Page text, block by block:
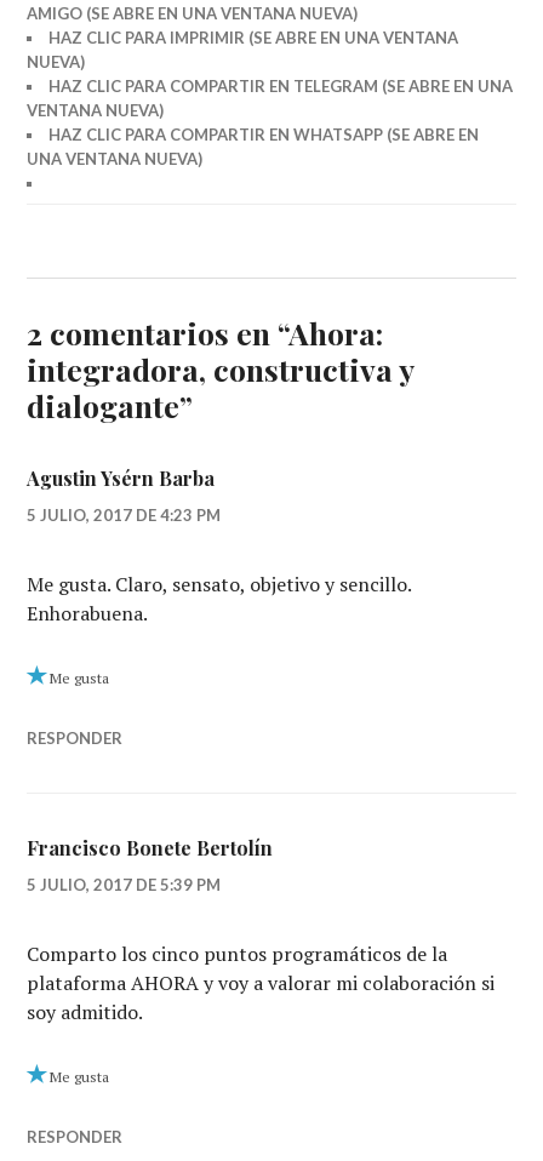
AMIGO (SE ABRE EN UNA VENTANA NUEVA)
HAZ CLIC PARA IMPRIMIR (SE ABRE EN UNA VENTANA
NUEVA)
HAZ CLIC PARA COMPARTIR EN TELEGRAM (SE ABRE EN UNA
VENTANA NUEVA)
HAZ CLIC PARA COMPARTIR EN WHATSAPP (SE ABRE EN
UNA VENTANA NUEVA)
2 comentarios en “Ahora:
integradora, constructiva y
dialogante”
Agustin Ysérn Barba
5 JULIO, 2017 DE 4:23 PM
Me gusta. Claro, sensato, objetivo y sencillo.
Enhorabuena.
Me gusta
RESPONDER
Francisco Bonete Bertolín
5 JULIO, 2017 DE 5:39 PM
Comparto los cinco puntos programáticos de la
plataforma AHORA y voy a valorar mi colaboración si
soy admitido.
Me gusta
RESPONDER